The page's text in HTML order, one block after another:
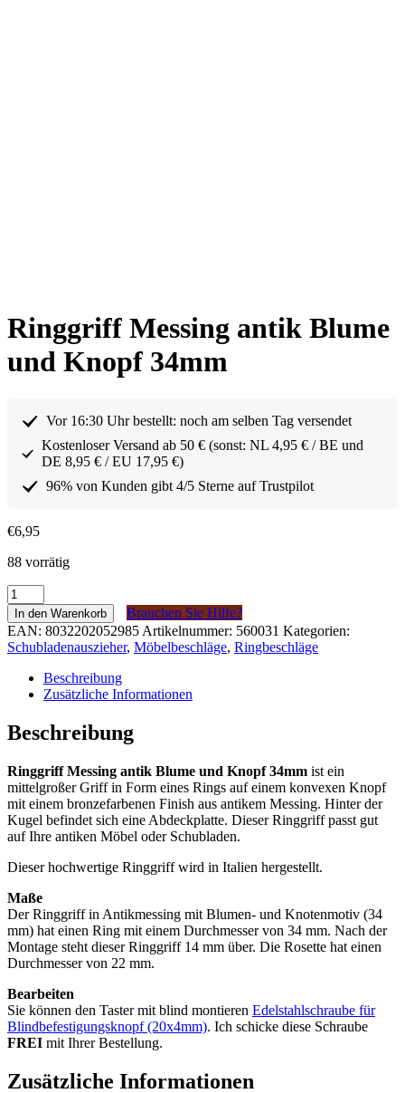
Ringgriff Messing antik Blume
und Knopf 34mm
Vor 16:30 Uhr bestellt: noch am selben Tag versendet
Kostenloser Versand ab 50 € (sonst: NL 4,95 € / BE und
DE 8,95 € / EU 17,95 €)
96% von Kunden gibt 4/5 Sterne auf Trustpilot
€6,95
88 vorrätig
Ringgreep
Messing
antiek
Bloem
en
knoop
34mm
Menge
In den Warenkorb
Brauchen Sie Hilfe?
EAN: 8032202052985 Artikelnummer: 560031 Kategorien:
Schubladenauszieher, Möbelbeschläge, Ringbeschläge
Beschreibung
Zusätzliche Informationen
Beschreibung
Ringgriff Messing antik Blume und Knopf 34mm ist ein
mittelgroßer Griff in Form eines Rings auf einem konvexen Knopf
mit einem bronzefarbenen Finish aus antikem Messing. Hinter der
Kugel befindet sich eine Abdeckplatte. Dieser Ringgriff passt gut
auf Ihre antiken Möbel oder Schubladen.
Dieser hochwertige Ringgriff wird in Italien hergestellt.
Maße
Der Ringgriff in Antikmessing mit Blumen- und Knotenmotiv (34
mm) hat einen Ring mit einem Durchmesser von 34 mm. Nach der
Montage steht dieser Ringgriff 14 mm über. Die Rosette hat einen
Durchmesser von 22 mm.
Bearbeiten
Sie können den Taster mit blind montieren Edelstahlschraube für
Blindbefestigungsknopf (20x4mm). Ich schicke diese Schraube
FREI mit Ihrer Bestellung.
Zusätzliche Informationen